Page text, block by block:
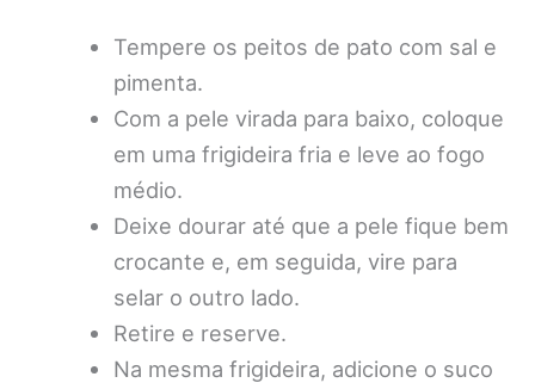
Tempere os peitos de pato com sal e
pimenta.
Com a pele virada para baixo, coloque
em uma frigideira fria e leve ao fogo
médio.
Deixe dourar até que a pele fique bem
crocante e, em seguida, vire para
selar o outro lado.
Retire e reserve.
Na mesma frigideira, adicione o suco